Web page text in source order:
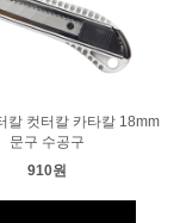
칼 컷터칼 카타칼 18mm
문구 수공구
910원